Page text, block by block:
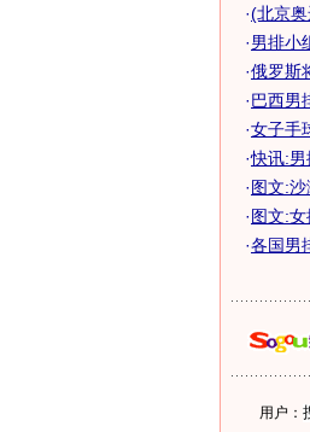
·(北京
·男排小
·俄罗斯
·巴西男
·女子手
·快讯:
·图文:
·图文:
·各国男
用户：